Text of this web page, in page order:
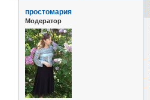
простомария
Модератор